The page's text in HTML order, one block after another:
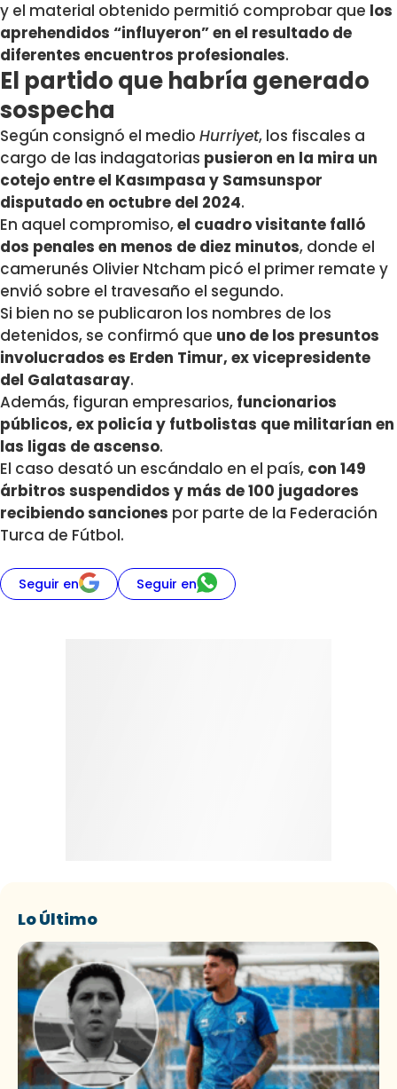
y el material obtenido permitió comprobar que los
aprehendidos “influyeron” en el resultado de
diferentes encuentros profesionales.
El partido que habría generado
sospecha
Según consignó el medio Hurriyet, los fiscales a
cargo de las indagatorias pusieron en la mira un
cotejo entre el Kasımpasa y Samsunspor
disputado en octubre del 2024.
En aquel compromiso,el cuadro visitante falló
dos penales en menos de diez minutos, donde el
camerunés Olivier Ntcham picó el primer remate y
envió sobre el travesaño el segundo.
Si bien no se publicaron los nombres de los
detenidos, se confirmó que uno de los presuntos
involucrados es Erden Timur, ex vicepresidente
del Galatasaray.
Además, figuran empresarios, funcionarios
públicos, ex policía y futbolistas que militarían en
las ligas de ascenso.
El caso desató un escándalo en el país, con 149
árbitros suspendidos y más de 100 jugadores
recibiendo sanciones por parte de la Federación
Turca de Fútbol.
Seguir en Seguir en
Lo Último